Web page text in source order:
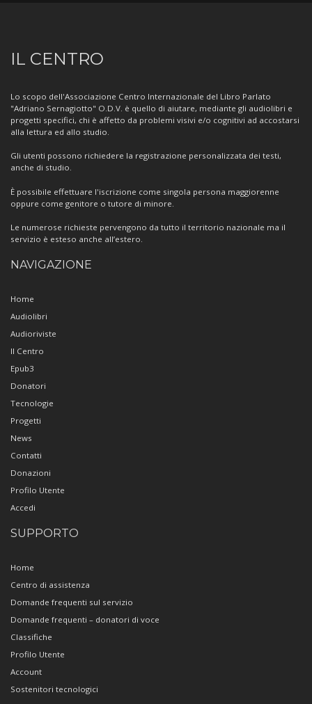
Informazioni
sul
Centro
IL CENTRO
Lo scopo dell'Associazione Centro Internazionale del Libro Parlato
"Adriano Sernagiotto" O.D.V. è quello di aiutare, mediante gli audiolibri e
progetti specifici, chi è affetto da problemi visivi e/o cognitivi ad accostarsi
alla lettura ed allo studio.
Gli utenti possono richiedere la registrazione personalizzata dei testi,
anche di studio.
È possibile effettuare l'iscrizione come singola persona maggiorenne
oppure come genitore o tutore di minore.
Le numerose richieste pervengono da tutto il territorio nazionale ma il
servizio è esteso anche all’estero.
NAVIGAZIONE
Home
Audiolibri
Audioriviste
Il Centro
Epub3
Donatori
Tecnologie
Progetti
News
Contatti
Donazioni
Profilo Utente
Accedi
SUPPORTO
Home
Centro di assistenza
Domande frequenti sul servizio
Domande frequenti – donatori di voce
Classifiche
Profilo Utente
Account
Sostenitori tecnologici